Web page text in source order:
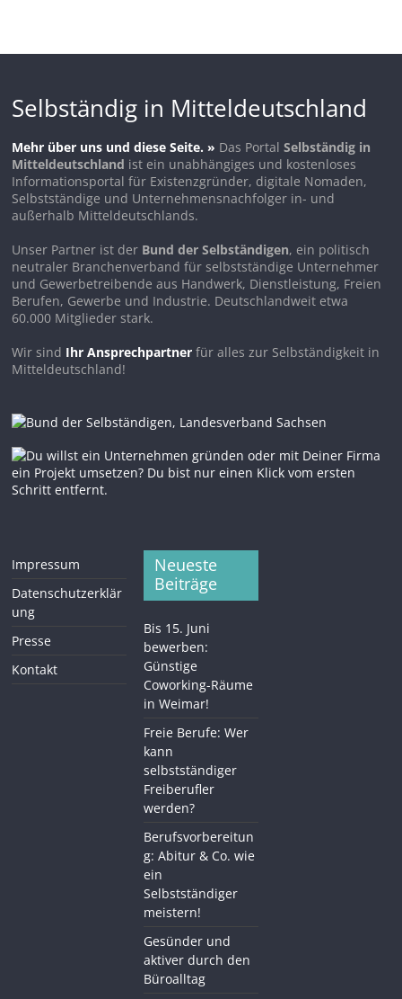
Selbständig in Mitteldeutschland
Mehr über uns und diese Seite. » Das PortalSelbständig in
Mitteldeutschland ist ein unabhängiges und kostenloses
Informationsportal für Existenzgründer, digitale Nomaden,
Selbstständige und Unternehmensnachfolger in- und
außerhalb Mitteldeutschlands.
Unser Partner ist der Bund der Selbständigen, ein politisch
neutraler Branchenverband für selbstständige Unternehmer
und Gewerbetreibende aus Handwerk, Dienstleistung, Freien
Berufen, Gewerbe und Industrie. Deutschlandweit etwa
60.000 Mitglieder stark.
Wir sind Ihr Ansprechpartner für alles zur Selbständigkeit in
Mitteldeutschland!
Impressum
Datenschutzerklär
ung
Presse
Kontakt
Neueste
Beiträge
Bis 15. Juni
bewerben:
Günstige
Coworking-Räume
in Weimar!
Freie Berufe: Wer
kann
selbstständiger
Freiberufler
werden?
Berufsvorbereitun
g: Abitur & Co. wie
ein
Selbstständiger
meistern!
Gesünder und
aktiver durch den
Büroalltag